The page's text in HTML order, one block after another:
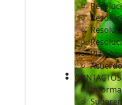
Plan
CONTACTOS